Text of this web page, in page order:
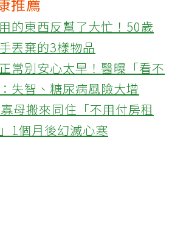
的東西反幫了大忙！50歲
丟棄的3樣物品
常別安心太早！醫曝「看不
失智、糖尿病風險大增
母搬來同住「不用付房租
1個月後幻滅心寒